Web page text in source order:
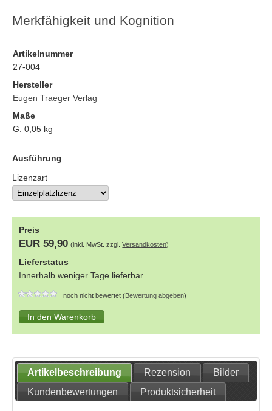
Merkfähigkeit und Kognition
Artikelnummer
27-004
Hersteller
Eugen Traeger Verlag
Maße
G:0,05 kg
Ausführung
Lizenzart
Preis
EUR 59,90 (inkl. MwSt. zzgl.Versandkosten)
Lieferstatus
Innerhalb weniger Tage lieferbar
noch nicht bewertet (Bewertung abgeben)
Artikelbeschreibung Rezension
Bilder
Kundenbewertungen
Produktsicherheit